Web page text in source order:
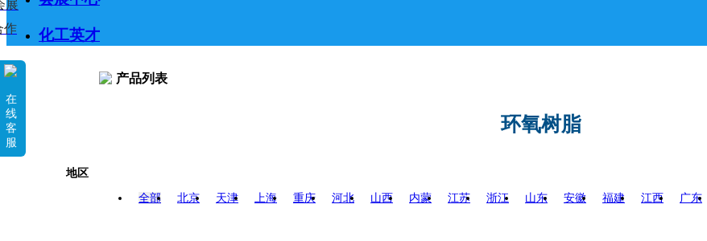
化工英才
展
作
在
线
客
服
产品列表
环氧树脂
地区
全部 北京 天津 上海 重庆 河北 山西 内蒙 江苏 浙江 山东 安徽 福建 江西 广东